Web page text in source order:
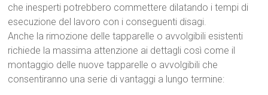
che inesperti potrebbero commettere dilatando i tempi di
esecuzione del lavoro con i conseguenti disagi.
Anche la rimozione delle tapparelle o avvolgibili esistenti
richiede la massima attenzione ai dettagli così come il
montaggio delle nuove tapparelle o avvolgibili che
consentiranno una serie di vantaggi a lungo termine: